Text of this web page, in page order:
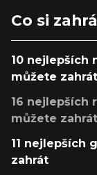
Co si
10 nejlepších
můžete zahrát
16 nejlepších
můžete zahrát
11 nejlepších
zahrát